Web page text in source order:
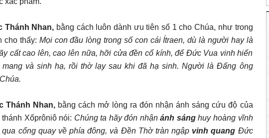
Thánh Nhan, bằng cách luôn dành ưu tiên số 1 cho Chúa, như trong
cho thấy: Mọi con đầu lòng trong số con cái Ítraen, dù là người hay là
cất cao lên, cao lên nữa, hỡi cửa đền cổ kính, để Đức Vua vinh hiển
và sinh hạ, rồi thờ lạy sau khi đã hạ sinh. Người là Đấng ông
Thánh Nhan, bằng cách mở lòng ra đón nhận ánh sáng cứu độ của
thánh Xốprôniô nói: Chúng ta hãy đón nhậnánh sánghuy hoàng vĩnh
cổng quay về phía đông, và Đền Thờ tràn ngập vinh quang Đức